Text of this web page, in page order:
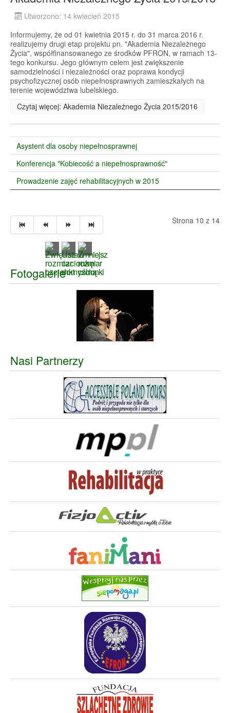
Utworzono: 14 kwiecień 2015
Informujemy, że od 01 kwietnia 2015 r. do 31 marca 2016 r.
realizujemy drugi etap projektu pn. "Akademia Niezależnego
Życia", współfinansowanego ze środków PFRON, w ramach 13-
tego konkursu. Jego głównym celem jest zwiększenie
samodzielności i niezależności oraz poprawa kondycji
psychofizycznej osób niepełnosprawnych zamieszkałych na
terenie województwa lubelskiego.
Czytaj więcej: Akademia Niezależnego Życia 2015/2016
Asystent dla osoby niepełnosprawnej
Konferencja "Kobiecość a niepełnosprawność"
Prowadzenie zajęć rehabilitacyjnych w 2015
Strona 10 z 14
Fotogalerie
Nasi Partnerzy